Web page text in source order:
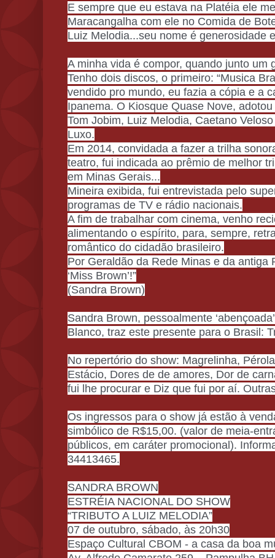
E sempre que eu estava na Platéia ele
Maracangalha com ele no Comida de
Luiz Melodia...seu nome é generosidade
A minha vida é compor, quando junto um
Tenho dois discos, o primeiro: “Musica
vendido pro mundo, eu fazia a cópia e a
Ipanema. O Kiosque Quase Nove,
Tom Jobim, Luiz Melodia, Caetano
Luxo.
Em 2014, convidada a fazer a trilha
teatro, fui indicada ao prêmio de melhor
em Minas Gerais...
Mineira exibida, fui entrevistada pelo
programas de TV e rádio nacionais.
A fim de trabalhar com cinema, venho
alimentando o espírito, para, sempre,
romântico do cidadão brasileiro.
Por Geraldão da Rede Minas e da antiga
‘Miss Brown’!”
(Sandra Brown)
Sandra Brown, pessoalmente
Blanco, traz este presente para o Brasil:
No repertório do show: Magrelinha,
Estácio, Dores de de amores, Dor de
fui lhe procurar e Diz que fui por aí.
Os ingressos para o show já estão à
simbólico de R$15,00. (valor de meia-
públicos, em caráter promocional).
34413465.
SANDRA BROWN
ESTRÉIA NACIONAL DO SHOW
“TRIBUTO A LUIZ MELODIA”
07 de outubro, sábado, às 20h30
Espaço Cultural CBOM - a casa da boa